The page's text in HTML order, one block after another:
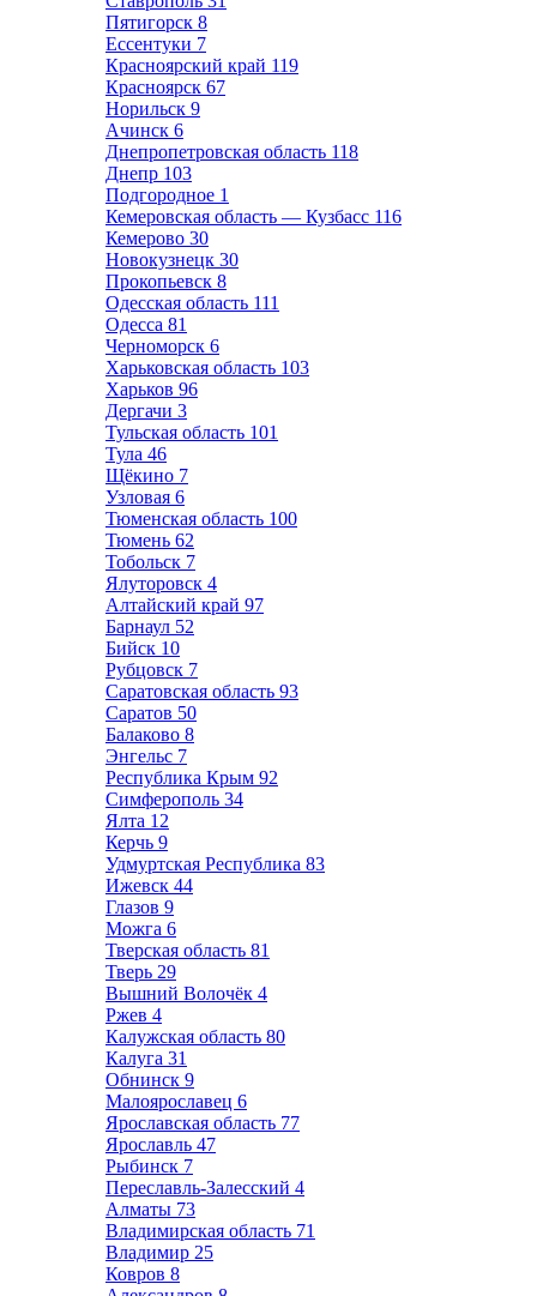
Пятигорск 8
Ессентуки 7
Красноярский край 119
Красноярск 67
Норильск 9
Ачинск 6
Днепропетровская область 118
Днепр 103
Подгородное 1
Кемеровская область — Кузбасс 116
Кемерово 30
Новокузнецк 30
Прокопьевск 8
Одесская область 111
Одесса 81
Черноморск 6
Харьковская область 103
Харьков 96
Дергачи 3
Тульская область 101
Тула 46
Щёкино 7
Узловая 6
Тюменская область 100
Тюмень 62
Тобольск 7
Ялуторовск 4
Алтайский край 97
Барнаул 52
Бийск 10
Рубцовск 7
Саратовская область 93
Саратов 50
Балаково 8
Энгельс 7
Республика Крым 92
Симферополь 34
Ялта 12
Керчь 9
Удмуртская Республика 83
Ижевск 44
Глазов 9
Можга 6
Тверская область 81
Тверь 29
Вышний Волочёк 4
Ржев 4
Калужская область 80
Калуга 31
Обнинск 9
Малоярославец 6
Ярославская область 77
Ярославль 47
Рыбинск 7
Переславль-Залесский 4
Алматы 73
Владимирская область 71
Владимир 25
Ковров 8